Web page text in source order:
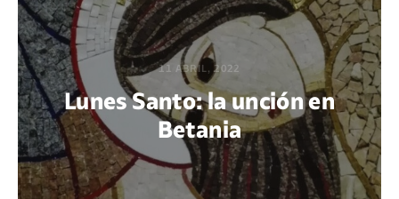
11 ABRIL, 2022
Lunes Santo: la unción en
Betania
POR JOHN SERGIO REYES LEÓN